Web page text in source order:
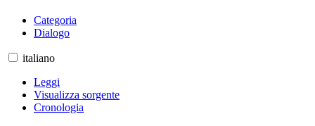
Categoria
Dialogo
italiano
Leggi
Visualizza sorgente
Cronologia